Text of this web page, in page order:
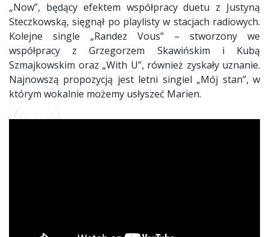
„Now”, będący efektem współpracy duetu z Justyną
Steczkowską, sięgnął po playlisty w stacjach radiowych.
Kolejne single „Randez Vous” – stworzony we
współpracy z Grzegorzem Skawińskim i Kubą
Szmajkowskim oraz „With U”, również zyskały uznanie.
Najnowszą propozycją jest letni singiel „Mój stan”, w
którym wokalnie możemy usłyszeć Marien.